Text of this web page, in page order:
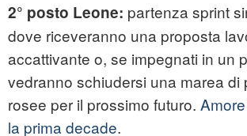
2° posto Leone: partenza sprint
dove riceveranno una proposta
accattivante o, se impegnati in un
vedranno schiudersi una marea di
rosee per il prossimo futuro.
la prima decade.